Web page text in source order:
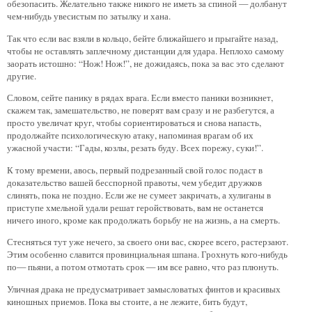
обезопасить. Желательно также никого не иметь за спиной — долбанут
чем-нибудь увесистым по затылку и хана.
Так что если вас взяли в кольцо, бейте ближайшего и прыгайте назад,
чтобы не оставлять заплечному дистанции для удара. Неплохо самому
заорать истошно: “Нож! Нож!”, не дожидаясь, пока за вас это сделают
другие.
Словом, сейте панику в рядах врага. Если вместо паники возникнет,
скажем так, замешательство, не поверят вам сразу и не разбегутся, а
просто увеличат круг, чтобы сориентироваться и снова напасть,
продолжайте психологическую атаку, напоминая врагам об их
ужасной участи: “Гады, козлы, резать буду. Всех порежу, суки!”.
К тому времени, авось, первый подрезанный свой голос подаст в
доказательство вашей бесспорной правоты, чем убедит дружков
слинять, пока не поздно. Если же не сумеет закричать, а хулиганы в
приступе хмельной удали решат геройствовать, вам не останется
ничего иного, кроме как продолжать борьбу не на жизнь, а на смерть.
Стесняться тут уже нечего, за своего они вас, скорее всего, растерзают.
Этим особенно славится провинциальная шпана. Грохнуть кого-нибудь
по— пьяни, а потом отмотать срок — им все равно, что раз плюнуть.
Уличная драка не предусматривает замысловатых финтов и красивых
киношных приемов. Пока вы стоите, а не лежите, бить будут,